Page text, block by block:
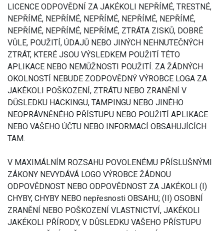
LICENCE ODPOVĚDNÍ ZA JAKÉKOLI NEPŘÍMÉ, TRESTNÉ,
NEPŘÍMÉ, NEPŘÍMÉ, NEPŘÍMÉ, NEPŘÍMÉ, NEPŘÍMÉ,
NEPŘÍMÉ, NEPŘÍMÉ, NEPŘÍMÉ, ZTRÁTA ZISKŮ, DOBRÉ
VŮLE, POUŽITÍ, ÚDAJŮ NEBO JINÝCH NEHNUTEČNÝCH
ZTRÁT, KTERÉ JSOU VÝSLEDKEM POUŽITÍ TÉTO
APLIKACE NEBO NEMŮŽNOSTI POUŽITÍ. ZA ŽÁDNÝCH
OKOLNOSTÍ NEBUDE ZODPOVĚDNÝ VÝROBCE LOGA ZA
JAKÉKOLI POŠKOZENÍ, ZTRÁTU NEBO ZRANĚNÍ V
DŮSLEDKU HACKINGU, TAMPINGU NEBO JINÉHO
NEOPRÁVNĚNÉHO PŘÍSTUPU NEBO POUŽITÍ APLIKACE
NEBO VAŠEHO ÚČTU NEBO INFORMACÍ OBSAHUJÍCÍCH
TAM.
V MAXIMÁLNÍM ROZSAHU POVOLENÉMU PŘÍSLUŠNÝMI
ZÁKONY NEVYDÁVÁ LOGO VÝROBCE ŽÁDNOU
ODPOVĚDNOST NEBO ODPOVĚDNOST ZA JAKÉKOLI (I)
CHYBY, CHYBY NEBO nepřesnosti OBSAHU; (II) OSOBNÍ
ZRANĚNÍ NEBO POŠKOZENÍ VLASTNICTVÍ, JAKÉKOLI
JAKÉKOLI PŘÍRODY, V DŮSLEDKU VAŠEHO PŘÍSTUPU